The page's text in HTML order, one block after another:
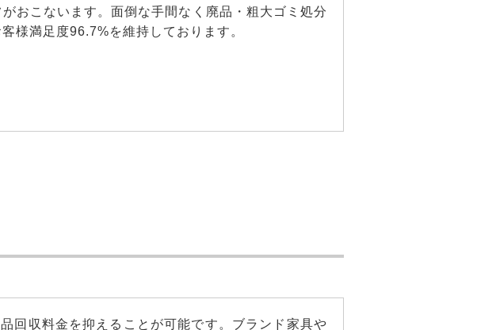
おこないます。面倒な手間なく廃品・粗大ゴミ処分
様満足度96.7%を維持しております。
回収料金を抑えることが可能です。ブランド家具や